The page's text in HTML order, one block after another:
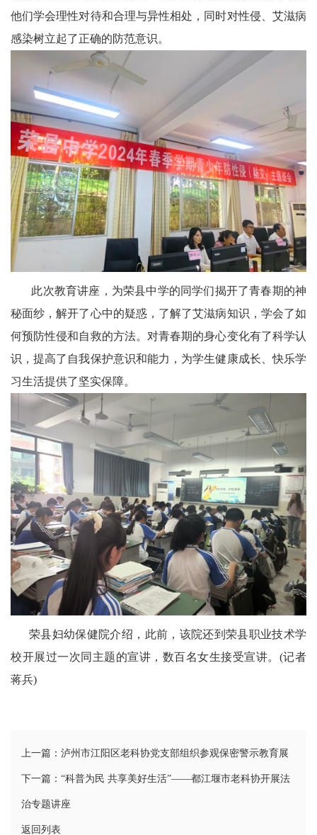
游
播
报
今
日
宜
宾
播
银
龄
西
南
卫
播
报
民
生
频
他们学会理性对待和合理与异性相处，同时对性侵、艾滋病
感染树立起了正确的防范意识。
此次教育讲座，为荣县中学的同学们揭开了青春期的神
秘面纱，解开了心中的疑惑，了解了艾滋病知识，学会了如
何预防性侵和自救的方法。对青春期的身心变化有了科学认
识，提高了自我保护意识和能力，为学生健康成长、快乐学
习生活提供了坚实保障。
荣县妇幼保健院介绍，此前，该院还到荣县职业技术学
校开展过一次同主题的宣讲，数百名女生接受宣讲。(记者
蒋兵)
上一篇：泸州市江阳区老科协党支部组织参观保密警示教育展
下一篇：“科普为民 共享美好生活”——都江堰市老科协开展法
治专题讲座
返回列表